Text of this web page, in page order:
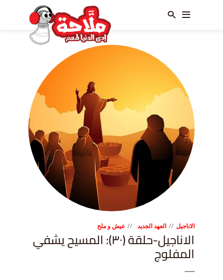
الاناجيل العهد الجديد عيش و ملح
الاناجيل-حلقة (٣٠): المسيح يشفي
المفلوج